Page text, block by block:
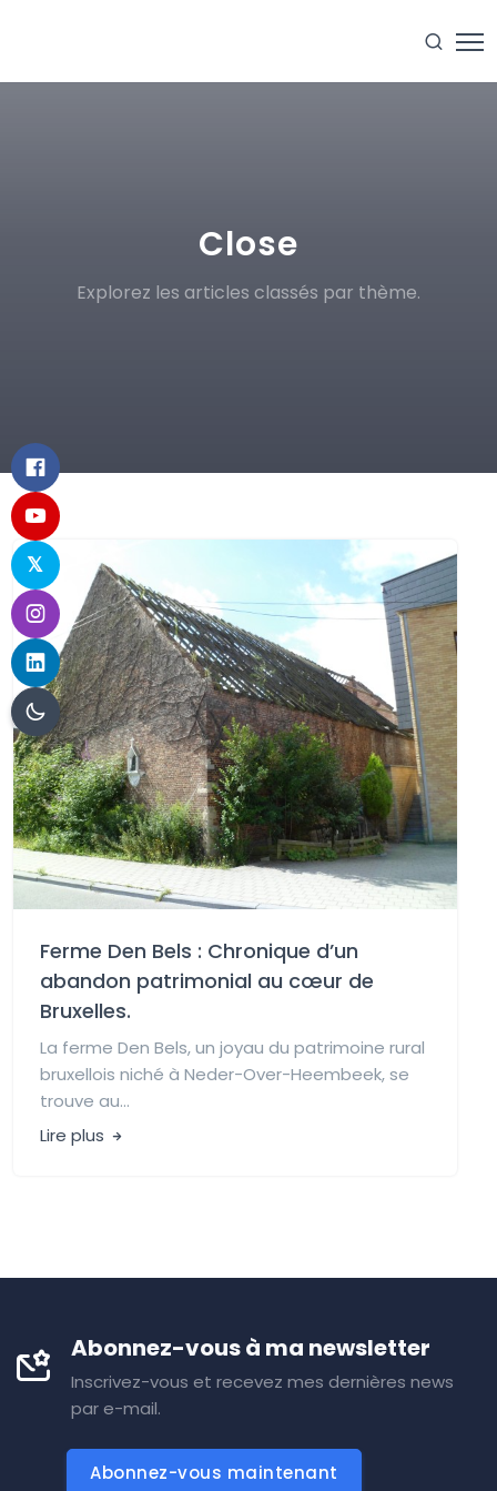
Close
Explorez les articles classés par thème.
Ferme Den Bels : Chronique d’un
abandon patrimonial au cœur de
Bruxelles.
La ferme Den Bels, un joyau du patrimoine rural
bruxellois niché à Neder-Over-Heembeek, se
trouve au...
Lire plus
Abonnez-vous à ma newsletter
Inscrivez-vous et recevez mes dernières news
par e-mail.
Abonnez-vous maintenant